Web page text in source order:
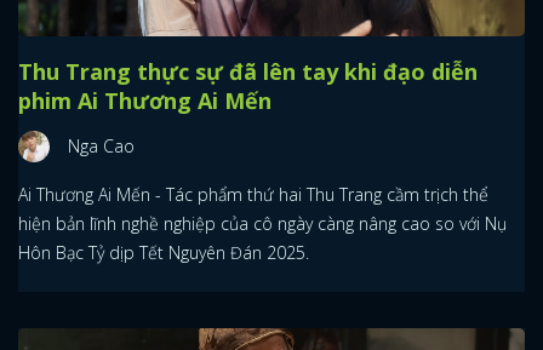
Thu Trang thực sự đã lên tay khi đạo diễn
phim Ai Thương Ai Mến
Nga Cao
Ai Thương Ai Mến - Tác phẩm thứ hai Thu Trang cầm trịch thể
hiện bản lĩnh nghề nghiệp của cô ngày càng nâng cao so với Nụ
Hôn Bạc Tỷ dịp Tết Nguyên Đán 2025.